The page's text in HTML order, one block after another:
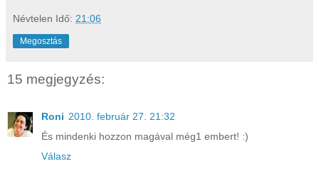
Névtelen Idő: 21:06
Megosztás
15 megjegyzés:
Roni 2010. február 27. 21:32
És mindenki hozzon magával még1 embert! :)
Válasz